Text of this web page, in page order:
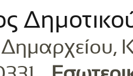
Δημαρχείου,